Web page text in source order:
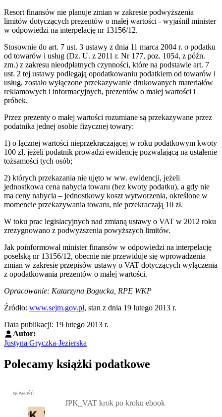
Resort finansów nie planuje zmian w zakresie podwyższenia
limitów dotyczących prezentów o małej wartości - wyjaśnił minister
w odpowiedzi na interpelację nr 13156/12.
Stosownie do art. 7 ust. 3 ustawy z dnia 11 marca 2004 r. o podatku
od towarów i usług (Dz. U. z 2011 r. Nr 177, poz. 1054, z późn.
zm.) z zakresu nieodpłatnych czynności, które na podstawie art. 7
ust. 2 tej ustawy podlegają opodatkowaniu podatkiem od towarów i
usług, zostało wyłączone przekazywanie drukowanych materiałów
reklamowych i informacyjnych, prezentów o małej wartości i
próbek.
Przez prezenty o małej wartości rozumiane są przekazywane przez
podatnika jednej osobie fizycznej towary:
1) o łącznej wartości nieprzekraczającej w roku podatkowym kwoty
100 zł, jeżeli podatnik prowadzi ewidencję pozwalającą na ustalenie
tożsamości tych osób;
2) których przekazania nie ujęto w ww. ewidencji, jeżeli
jednostkowa cena nabycia towaru (bez kwoty podatku), a gdy nie
ma ceny nabycia – jednostkowy koszt wytworzenia, określone w
momencie przekazywania towaru, nie przekraczają 10 zł.
W toku prac legislacyjnych nad zmianą ustawy o VAT w 2012 roku
zrezygnowano z podwyższenia powyższych limitów.
Jak poinformował minister finansów w odpowiedzi na interpelację
poselską nr 13156/12, obecnie nie przewiduje się wprowadzenia
zmian w zakresie przepisów ustawy o VAT dotyczących wyłączenia
z opodatkowania prezentów o małej wartości.
Opracowanie: Katarzyna Bogucka, RPE WKP
Źródło: www.sejm.gov.pl, stan z dnia 19 lutego 2013 r.
Data publikacji: 19 lutego 2013 r.
Autor:
Justyna Gryczka-Jezierska
Polecamy książki podatkowe
Przejdź do: JPK_VAT krok po kroku ebook, Patrycja Kubiesa -
NOWOŚĆ
JPK_VAT krok po kroku ebook